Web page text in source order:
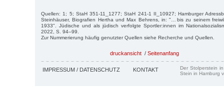
Quellen: 1; 5; StaH 351-11_1277; StaH 241-1 II_10927; Hamburger
Steinhäuser, Biografien Hertha und Max Behrens, in: "… bis zu seinem
1933". Jüdische und als jüdisch verfolgte Sportler:innen im
2022, S. 94–99.
Zur Nummerierung häufig genutzter Quellen siehe Recherche und Quellen.
druckansicht / Seitenanfang
IMPRESSUM / DATENSCHUTZ KONTAKT
Der Stolperstein
Stein in Hamburg